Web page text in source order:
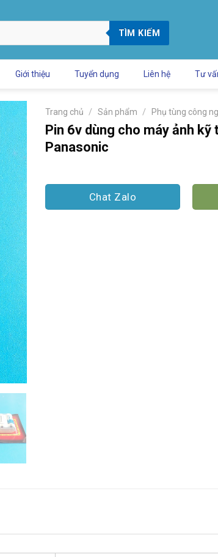
TÌM KIẾM
Giới thiệu Tuyển dụng Liên hệ Tư
Trang chủ / Sản phẩm / Phụ tùng công
Pin 6v dùng cho máy ảnh kỹ
Panasonic
Chat Zalo